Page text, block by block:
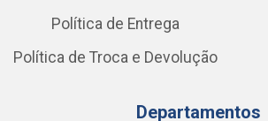
Política de Entrega
Política de Troca e Devolução
Departamentos